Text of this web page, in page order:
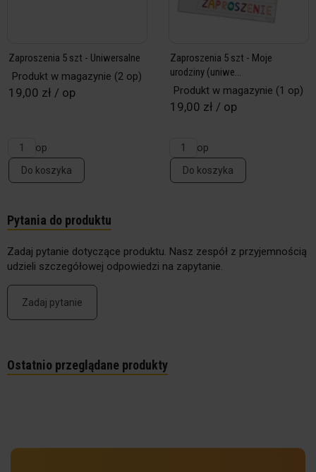
Zaproszenia 5 szt - Uniwersalne
Produkt w magazynie (2 op)
19,00 zł / op
op
Do koszyka
Zaproszenia 5 szt - Moje
urodziny (uniwe...
Produkt w magazynie (1 op)
19,00 zł / op
op
Do koszyka
Pytania do produktu
Zadaj pytanie dotyczące produktu. Nasz zespół z przyjemnością
udzieli szczegółowej odpowiedzi na zapytanie.
Zadaj pytanie
Ostatnio przeglądane produkty